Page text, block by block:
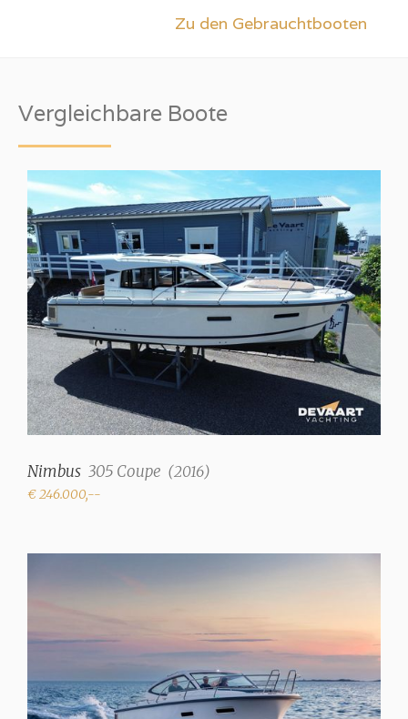
Zu den Gebrauchtbooten
Vergleichbare Boote
Nimbus 305 Coupe (2016)
€ 246.000,--